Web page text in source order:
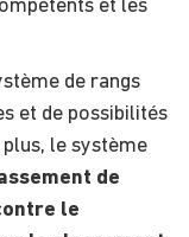
et les
de rangs
et de possibilités
le système
de
le